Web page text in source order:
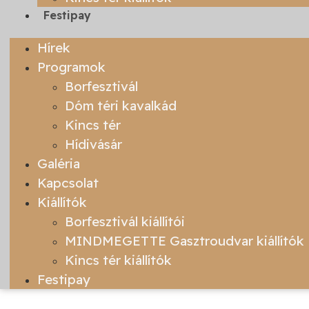
Festipay
Hírek
Programok
Borfesztivál
Dóm téri kavalkád
Kincs tér
Hídivásár
Galéria
Kapcsolat
Kiállítók
Borfesztivál kiállítói
MINDMEGETTE Gasztroudvar kiállítók
Kincs tér kiállítók
Festipay